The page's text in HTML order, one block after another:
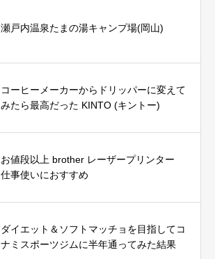
瀬戸内温泉たまの湯キャンプ場(岡山)
コーヒーメーカーからドリッパーに変えて
みたら最高だった KINTO (キントー)
お値段以上 brother レーザープリンター
仕事使いにおすすめ
ダイエット＆ソフトマッチョを目指してコ
ナミスポーツジムに半年通ってみた結果